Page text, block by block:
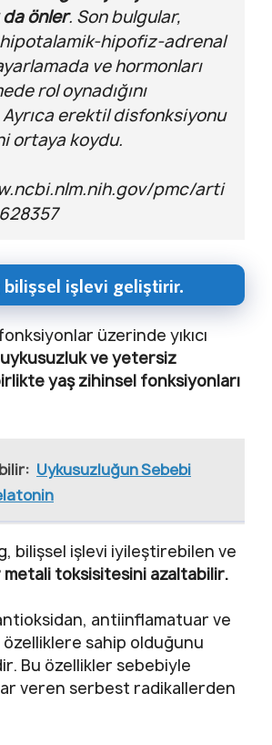
da önler. Son bulgular,
hipofiz-adrenal
ve hormonları
rol oynadığını
erektil disfonksiyonu
ortaya koydu.
pmc/arti
bilişsel işlevi geliştirir.
üzerinde yıkıcı
uykusuzluk ve yetersiz
yaş zihinsel fonksiyonları
Uykusuzluğun Sebebi
bilişsel işlevi iyileştirebilen ve
metali toksisitesini azaltabilir.
antiinflamatuar ve
sahip olduğunu
Bu özellikler sebebiyle
veren serbest radikallerden